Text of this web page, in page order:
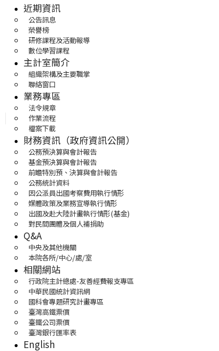
近期資訊
公告訊息
榮譽榜
研修課程及活動報導
數位學習課程
主計室簡介
組織架構及主要職掌
聯絡窗口
業務專區
法令規章
作業流程
檔案下載
財務資訊（政府資訊公開）
公務預決算與會計報告
基金預決算與會計報告
前瞻特別預、決算與會計報告
公務統計資料
因公派員出國考察費用執行情形
媒體政策及業務宣導執行情形
出國及赴大陸計畫執行情形(基金)
對民間團體及個人補捐助
Q&A
中央及其他機關
本院各所/中心/處/室
相關網站
行政院主計總處-友善經費報支專區
中華民國統計資訊網
國科會專題研究計畫專區
臺灣高鐵票價
臺鐵公司票價
臺灣銀行匯率表
English